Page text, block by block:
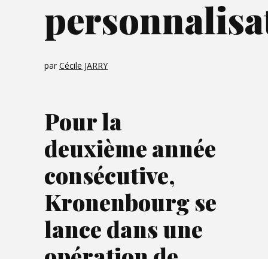
par Cécile JARRY
Pour la
deuxième année
consécutive,
Kronenbourg se
lance dans une